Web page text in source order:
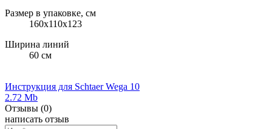
Размер в упаковке, см
160х110х123
Ширина линий
60 см
Инструкция для Schtaer Wega 10
2.72 Mb
Отзывы (0)
написать отзыв